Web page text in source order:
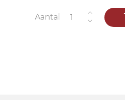
Aantal